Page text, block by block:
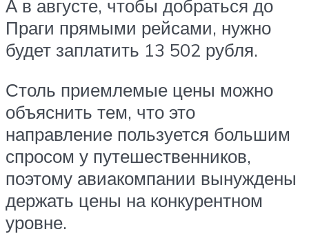
А в августе, чтобы добраться до
Праги прямыми рейсами, нужно
будет заплатить 13 502 рубля.
Столь приемлемые цены можно
объяснить тем, что это
направление пользуется большим
спросом у путешественников,
поэтому авиакомпании вынуждены
держать цены на конкурентном
уровне.